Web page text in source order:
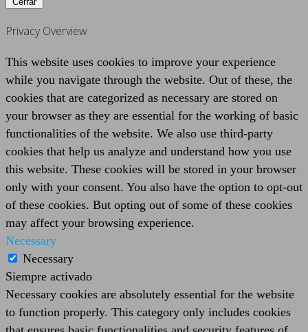
Privacy Overview
This website uses cookies to improve your experience
while you navigate through the website. Out of these, the
cookies that are categorized as necessary are stored on
your browser as they are essential for the working of basic
functionalities of the website. We also use third-party
cookies that help us analyze and understand how you use
this website. These cookies will be stored in your browser
only with your consent. You also have the option to opt-out
of these cookies. But opting out of some of these cookies
may affect your browsing experience.
Necessary
Necessary
Siempre activado
Necessary cookies are absolutely essential for the website
to function properly. This category only includes cookies